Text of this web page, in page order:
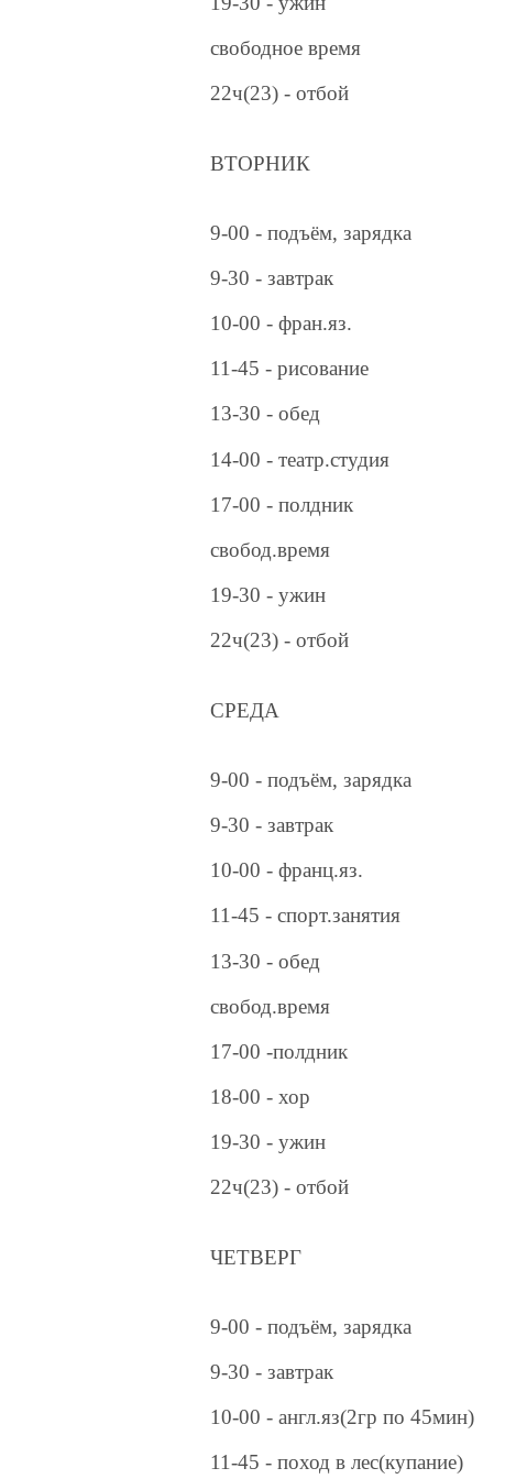
свободное время
22ч(23) - отбой
ВТОРНИК
9-00 - подъём, зарядка
9-30 - завтрак
10-00 - фран.яз.
11-45 - рисование
13-30 - обед
14-00 - театр.студия
17-00 - полдник
свобод.время
19-30 - ужин
22ч(23) - отбой
СРЕДА
9-00 - подъём, зарядка
9-30 - завтрак
10-00 - франц.яз.
11-45 - спорт.занятия
13-30 - обед
свобод.время
17-00 -полдник
18-00 - хор
19-30 - ужин
22ч(23) - отбой
ЧЕТВЕРГ
9-00 - подъём, зарядка
9-30 - завтрак
10-00 - англ.яз(2гр по 45мин)
11-45 - поход в лес(купание)